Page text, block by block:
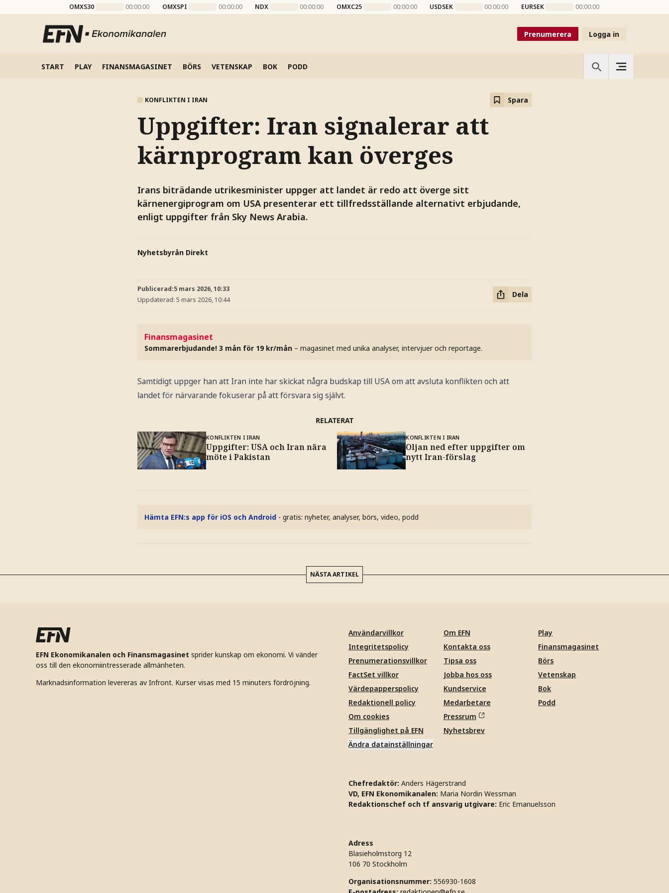
OMXS30 00:00:00 OMXSPI 00:00:00 NDX 00:00:00 OMXC25 00:00:00 USDSEK 00:00:00 EURSEK 00:00:00
Prenumerera Logga in
START PLAY FINANSMAGASINET BÖRS VETENSKAP BOK PODD
KONFLIKTEN I IRAN Spara
Uppgifter: Iran signalerar att
kärnprogram kan överges
Irans biträdande utrikesminister uppger att landet är redo att överge sitt
kärnenergiprogram om USA presenterar ett tillfredsställande alternativt erbjudande,
enligt uppgifter från Sky News Arabia.
Nyhetsbyrån Direkt
Publicerad:5 mars 2026, 10:33
Uppdaterad: 5 mars 2026, 10:44
Dela
Finansmagasinet
Sommarerbjudande! 3 mån för 19 kr/mån – magasinet med unika analyser, intervjuer och reportage.
Samtidigt uppger han att Iran inte har skickat några budskap till USA om att avsluta konflikten och att
landet för närvarande fokuserar på att försvara sig självt.
RELATERAT
KONFLIKTEN I IRAN
Uppgifter: USA och Iran nära
möte i Pakistan
KONFLIKTEN I IRAN
Oljan ned efter uppgifter om
nytt Iran-förslag
Hämta EFN:s app för iOS och Android - gratis: nyheter, analyser, börs, video, podd
NÄSTA ARTIKEL
EFN Ekonomikanalen och Finansmagasinet sprider kunskap om ekonomi. Vi vänder
oss till den ekonomiintresserade allmänheten.
Marknadsinformation levereras av Infront. Kurser visas med 15 minuters fördröjning.
Användarvillkor
Integritetspolicy
Prenumerationsvillkor
FactSet villkor
Värdepapperspolicy
Redaktionell policy
Om cookies
Tillgänglighet på EFN
Ändra datainställningar
Om EFN
Kontakta oss
Tipsa oss
Jobba hos oss
Kundservice
Medarbetare
Pressrum
Nyhetsbrev
Play
Finansmagasinet
Börs
Vetenskap
Bok
Podd
Chefredaktör: Anders Hägerstrand
VD, EFN Ekonomikanalen: Maria Nordin Wessman
Redaktionschef och tf ansvarig utgivare: Eric Emanuelsson
Adress
Blasieholmstorg 12
106 70 Stockholm
Organisationsnummer: 556930-1608